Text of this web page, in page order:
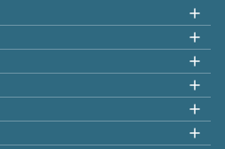
unter:
Uhr
zertifiziert!